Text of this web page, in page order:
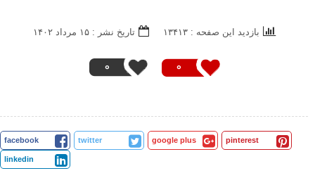
0
0
بازدید این صفحه : ۱۳۴۱۳ تاریخ نشر : ۱۵ مرداد ۱۴۰۲
facebook twitter google plus pinterest
linkedin